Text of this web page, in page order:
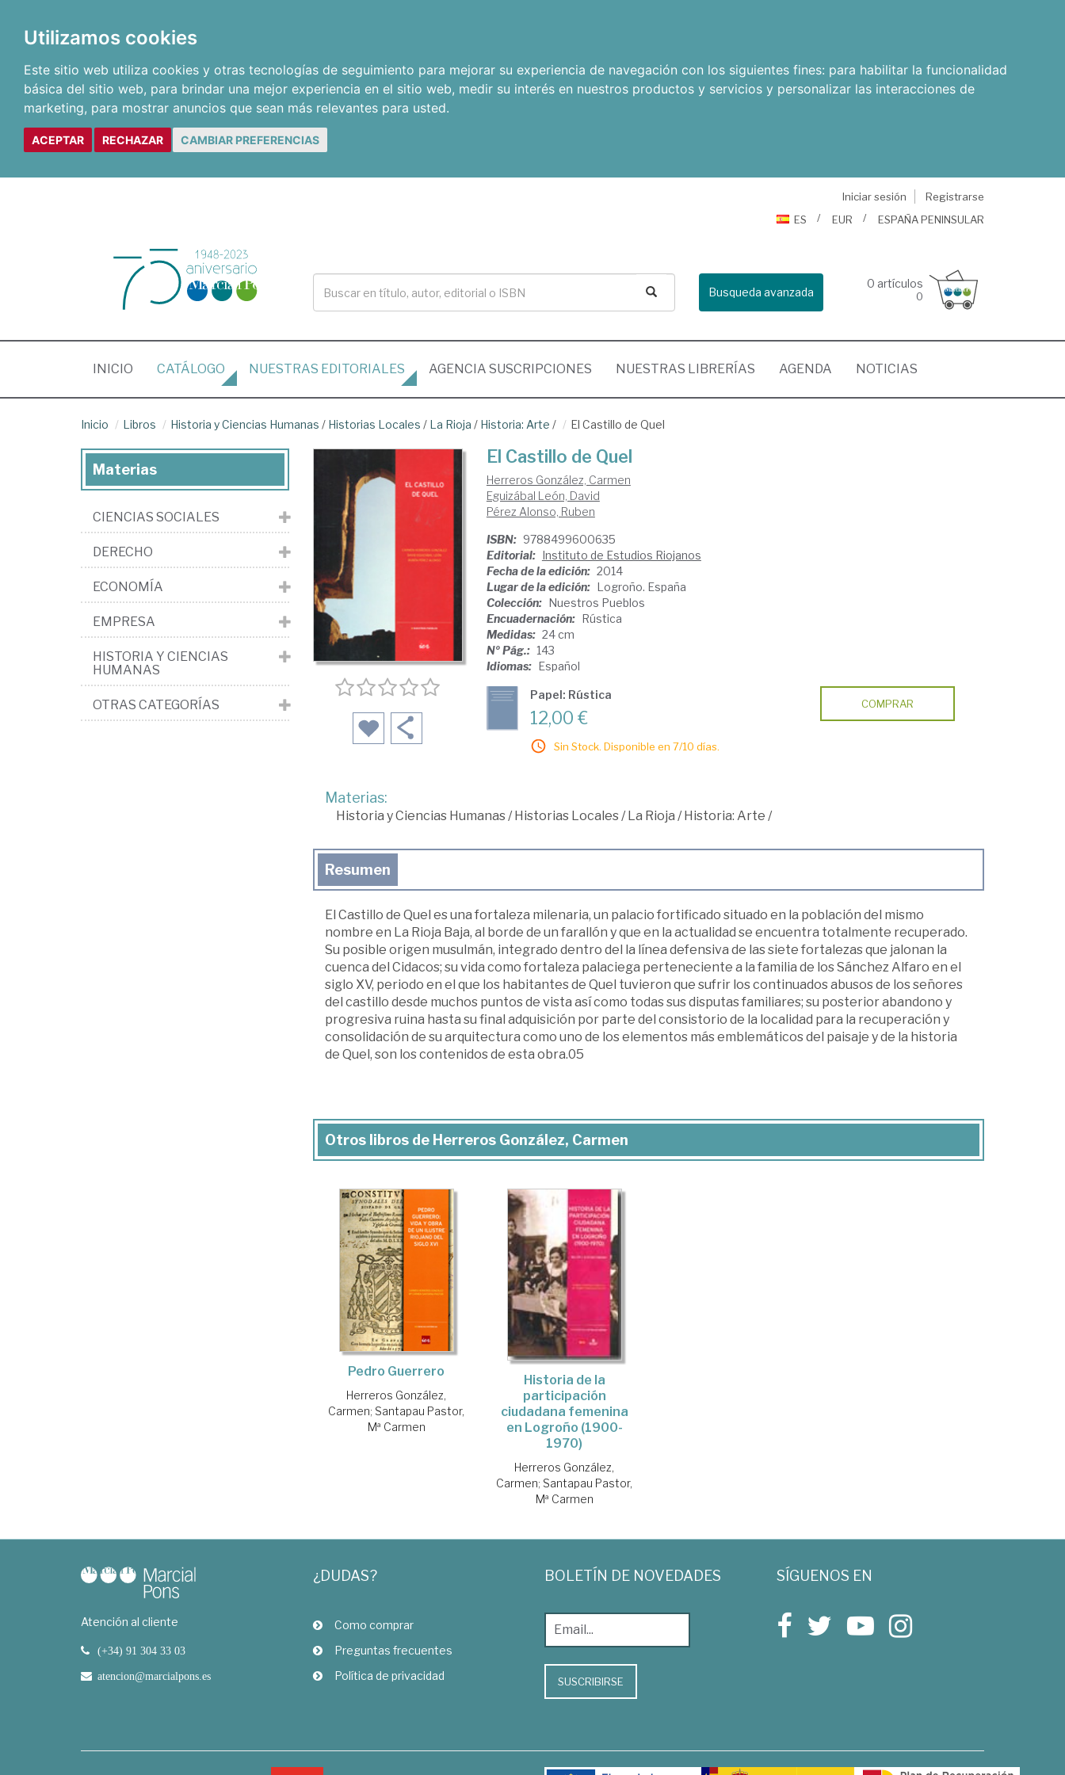
Utilizamos cookies
Este sitio web utiliza cookies y otras tecnologías de seguimiento para mejorar su experiencia de navegación con los siguientes fines: para habilitar la funcionalidad
básica del sitio web, para brindar una mejor experiencia en el sitio web, medir su interés en nuestros productos y servicios y personalizar las interacciones de
marketing, para mostrar anuncios que sean más relevantes para usted.
ACEPTAR RECHAZAR CAMBIAR PREFERENCIAS
Iniciar sesión
Registrarse
ES
EUR ESPAÑA PENINSULAR
Busqueda avanzada
0 artículos
0
INICIO (CURRENT)
CATÁLOGO NUESTRAS EDITORIALES AGENCIA SUSCRIPCIONES NUESTRAS LIBRERÍAS AGENDA NOTICIAS
Inicio Libros Historia y Ciencias Humanas / Historias Locales / La Rioja / Historia: Arte / El Castillo de Quel
El Castillo de Quel
Herreros González, Carmen
Eguizábal León, David
Pérez Alonso, Ruben
ISBN: 9788499600635
Editorial: Instituto de Estudios Riojanos
Fecha de la edición: 2014
Lugar de la edición: Logroño. España
Colección: Nuestros Pueblos
Encuadernación: Rústica
Medidas: 24 cm
Nº Pág.: 143
Idiomas: Español
Papel: Rústica
12,00 €
Sin Stock. Disponible en 7/10 días.
COMPRAR
Materias:
Historia y Ciencias Humanas/Historias Locales/La Rioja /Historia: Arte /
Resumen
El Castillo de Quel es una fortaleza milenaria, un palacio fortificado situado en la población del mismo
nombre en La Rioja Baja, al borde de un farallón y que en la actualidad se encuentra totalmente recuperado.
Su posible origen musulmán, integrado dentro del la línea defensiva de las siete fortalezas que jalonan la
cuenca del Cidacos; su vida como fortaleza palaciega perteneciente a la familia de los Sánchez Alfaro en el
siglo XV, periodo en el que los habitantes de Quel tuvieron que sufrir los continuados abusos de los señores
del castillo desde muchos puntos de vista así como todas sus disputas familiares; su posterior abandono y
progresiva ruina hasta su final adquisición por parte del consistorio de la localidad para la recuperación y
consolidación de su arquitectura como uno de los elementos más emblemáticos del paisaje y de la historia
de Quel, son los contenidos de esta obra.05
Otros libros de Herreros González, Carmen
Pedro Guerrero
Herreros González,
Carmen; Santapau Pastor,
Mª Carmen
Historia de la
participación
ciudadana femenina
en Logroño (1900-
1970)
Herreros González,
Carmen; Santapau Pastor,
Mª Carmen
Materias
CIENCIAS SOCIALES
DERECHO
ECONOMÍA
EMPRESA
HISTORIA Y CIENCIAS
HUMANAS
OTRAS CATEGORÍAS
Atención al cliente
(+34) 91 304 33 03
atencion@marcialpons.es
¿DUDAS?
Como comprar
Preguntas frecuentes
Política de privacidad
BOLETÍN DE NOVEDADES
SUSCRIBIRSE
SÍGUENOS EN